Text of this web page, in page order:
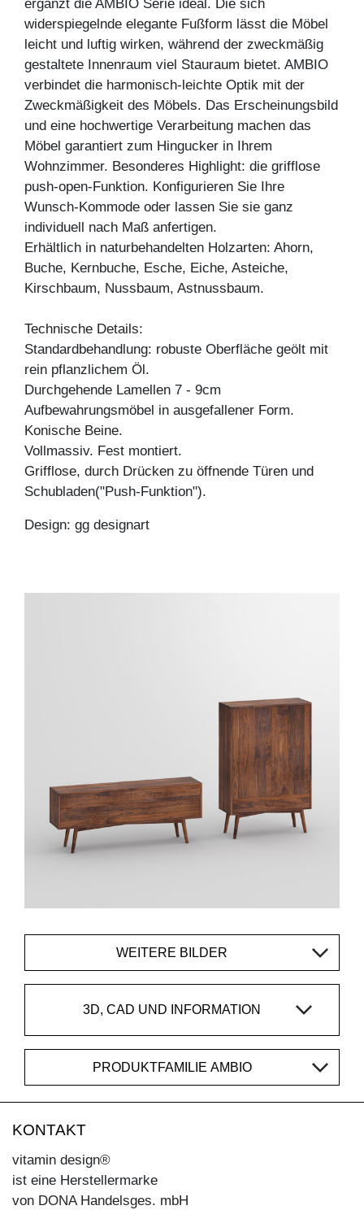
ergänzt die AMBIO Serie ideal. Die sich
widerspiegelnde elegante Fußform lässt die Möbel
leicht und luftig wirken, während der zweckmäßig
gestaltete Innenraum viel Stauraum bietet. AMBIO
verbindet die harmonisch-leichte Optik mit der
Zweckmäßigkeit des Möbels. Das Erscheinungsbild
und eine hochwertige Verarbeitung machen das
Möbel garantiert zum Hingucker in Ihrem
Wohnzimmer. Besonderes Highlight: die grifflose
push-open-Funktion. Konfigurieren Sie Ihre
Wunsch-Kommode oder lassen Sie sie ganz
individuell nach Maß anfertigen.
Erhältlich in naturbehandelten Holzarten: Ahorn,
Buche, Kernbuche, Esche, Eiche, Asteiche,
Kirschbaum, Nussbaum, Astnussbaum.
Technische Details:
Standardbehandlung: robuste Oberfläche geölt mit
rein pflanzlichem Öl.
Durchgehende Lamellen 7 - 9cm
Aufbewahrungsmöbel in ausgefallener Form.
Konische Beine.
Vollmassiv. Fest montiert.
Grifflose, durch Drücken zu öffnende Türen und
Schubladen("Push-Funktion").
Design: gg designart
WEITERE BILDER
3D, CAD UND INFORMATION
PRODUKTFAMILIE AMBIO
KONTAKT
vitamin design®
ist eine Herstellermarke
von DONA Handelsges. mbH